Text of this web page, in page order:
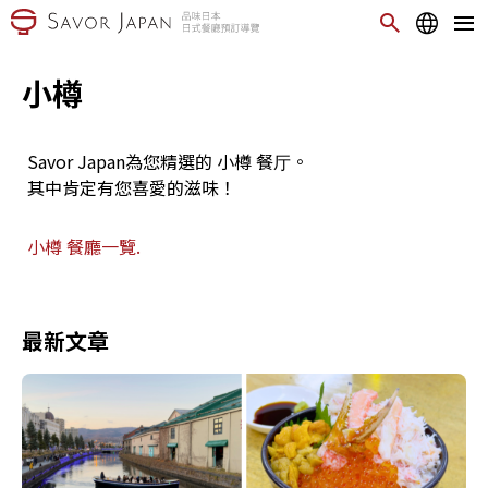
小樽
Savor Japan為您精選的 小樽 餐厅。
其中肯定有您喜愛的滋味！
小樽 餐廳一覽.
最新文章